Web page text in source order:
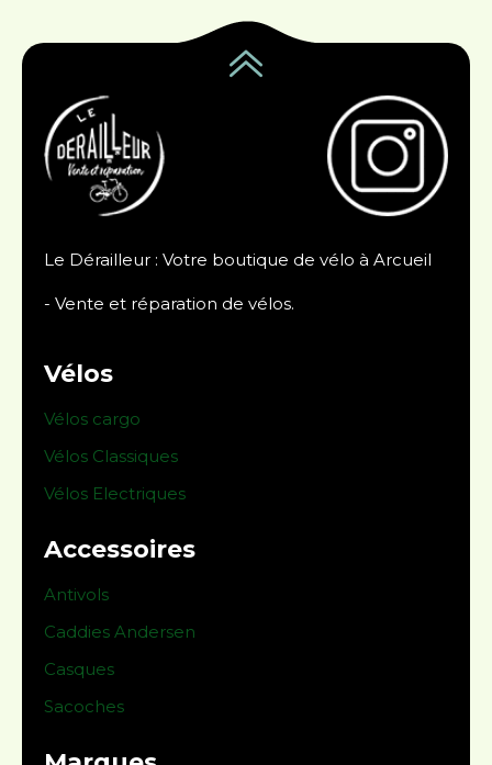
Le Dérailleur : Votre boutique de vélo à Arcueil
- Vente et réparation de vélos.
Vélos
Vélos cargo
Vélos Classiques
Vélos Electriques
Accessoires
Antivols
Caddies Andersen
Casques
Sacoches